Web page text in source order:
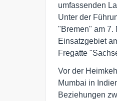
umfassenden
Unter der
"Bremen" am 7.
Einsatzgebiet
Fregatte
Vor der
Mumbai in
Beziehungen